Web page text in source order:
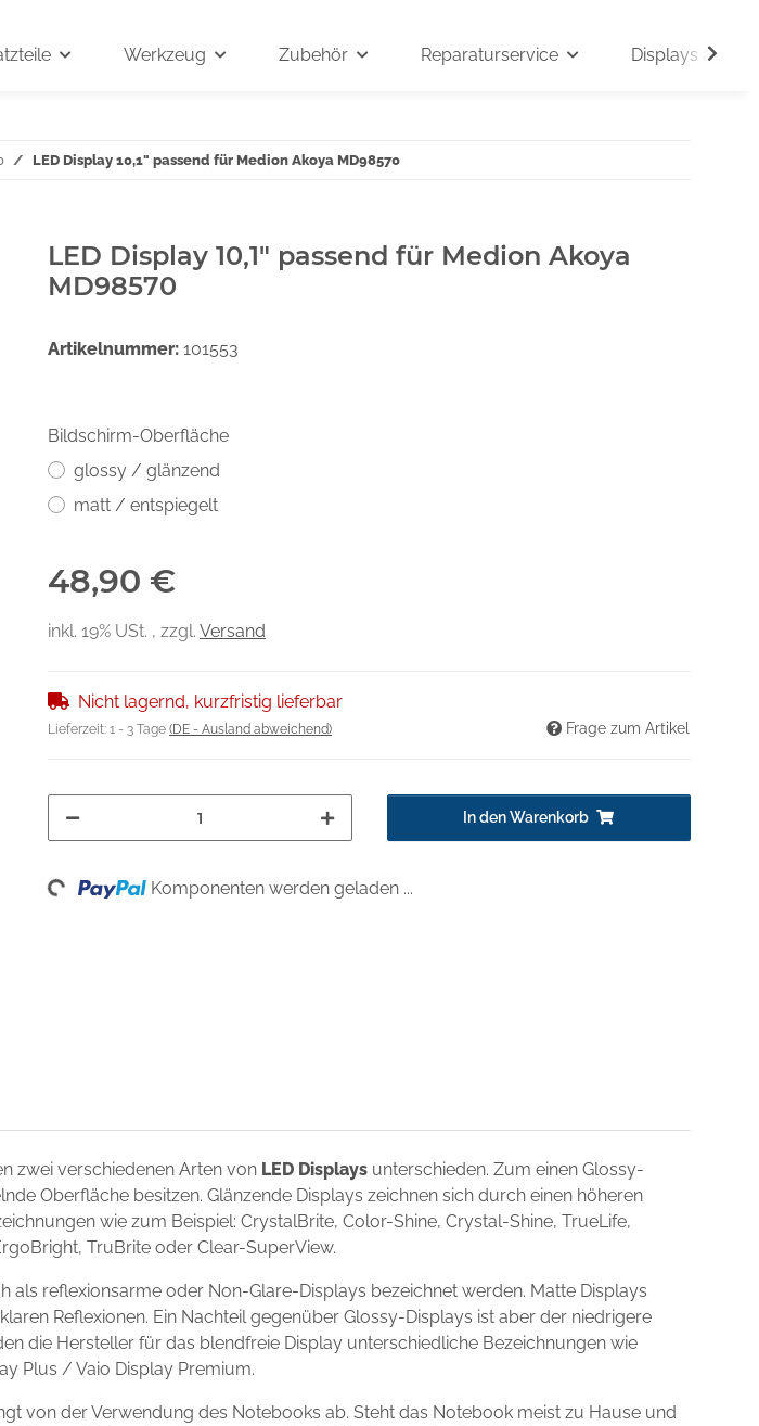
Werkzeug Zubehör Reparaturservice Displays auf
LED Display 10,1" passend für Medion Akoya MD98570
LED Display 10,1" passend für Medion Akoya
MD98570
Artikelnummer: 101553
Bildschirm-Oberfläche
glossy / glänzend
matt / entspiegelt
48,90 €
inkl. 19% USt. , zzgl. Versand
Nicht lagernd, kurzfristig lieferbar
Lieferzeit: 1 - 3 Tage (DE - Ausland abweichend) Frage zum Artikel
In den Warenkorb
Loading... Komponenten werden geladen ...
zwei verschiedenen Arten von LED Displays unterschieden. Zum einen Glossy-
Oberfläche besitzen. Glänzende Displays zeichnen sich durch einen höheren
wie zum Beispiel: CrystalBrite, Color-Shine, Crystal-Shine, TrueLife,
TruBrite oder Clear-SuperView.
als reflexionsarme oder Non-Glare-Displays bezeichnet werden. Matte Displays
Reflexionen. Ein Nachteil gegenüber Glossy-Displays ist aber der niedrigere
die Hersteller für das blendfreie Display unterschiedliche Bezeichnungen wie
Plus / Vaio Display Premium.
von der Verwendung des Notebooks ab. Steht das Notebook meist zu Hause und